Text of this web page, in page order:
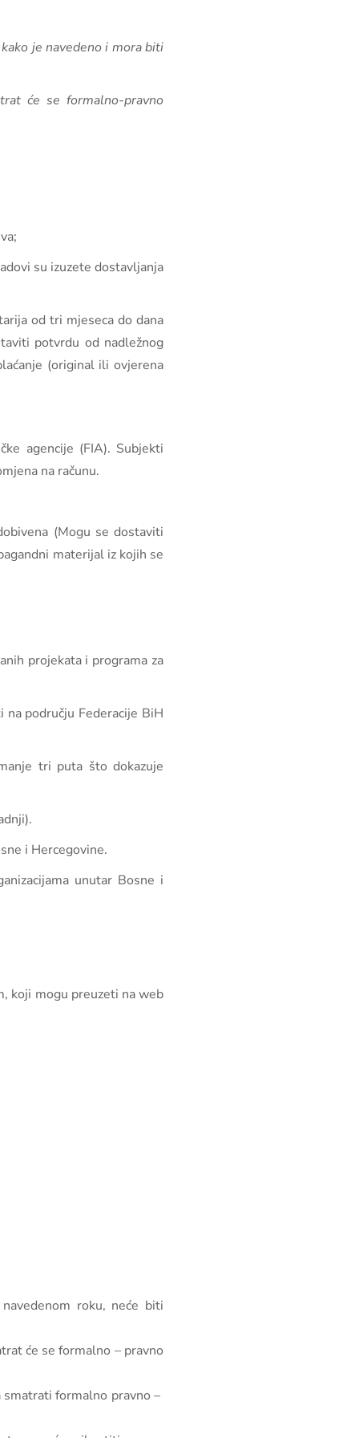
je navedeno i mora biti
će se formalno-pravno
su izuzete dostavljanja
od tri mjeseca do dana
potvrdu od nadležnog
(original ili ovjerena
agencije (FIA). Subjekti
na računu.
(Mogu se dostaviti
materijal iz kojih se
projekata i programa za
području Federacije BiH
tri puta što dokazuje
i Hercegovine.
unutar Bosne i
koji mogu preuzeti na web
roku, neće biti
će se formalno – pravno
formalno pravno –